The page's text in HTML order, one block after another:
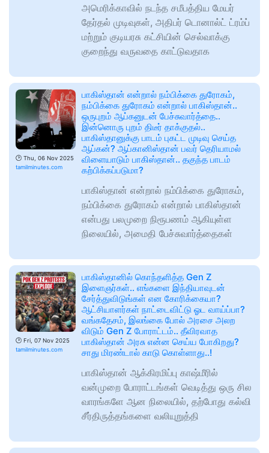
அமெரிக்காவில் நடந்த சமீபத்திய மேயர்
தேர்தல் முடிவுகள், அதிபர் டொனால்ட் ட்ரம்ப்
மற்றும் குடியரசு கட்சியின் செல்வாக்கு
குறைந்து வருவதை காட்டுவதாக
🕑 Thu, 06 Nov 2025
tamilminutes.com
பாகிஸ்தான் என்றால் நம்பிக்கை துரோகம்,
நம்பிக்கை துரோகம் என்றால் பாகிஸ்தான்..
ஒருபுறம் ஆப்கனுடன் பேச்சுவார்த்தை..
இன்னொரு புறம் திடீர் தாக்குதல்..
பாகிஸ்தானுக்கு பாடம் புகட்ட முடிவு செய்த
ஆப்கன்? ஆப்கானிஸ்தான் பவர் தெரியாமல்
விளையாடும் பாகிஸ்தான்.. தகுந்த பாடம்
கற்பிக்கப்படுமா?
பாகிஸ்தான் என்றால் நம்பிக்கை துரோகம்,
நம்பிக்கை துரோகம் என்றால் பாகிஸ்தான்
என்பது பலமுறை நிரூபணம் ஆகியுள்ள
நிலையில், அமைதி பேச்சுவார்த்தைகள்
🕑 Fri, 07 Nov 2025
tamilminutes.com
பாகிஸ்தானில் கொந்தளித்த Gen Z
இளைஞர்கள்.. எங்களை இந்தியாவுடன்
சேர்த்துவிடுங்கள் என கோரிக்கையா?
ஆட்சியாளர்கள் நாட்டைவிட்டு ஓட வாய்ப்பா?
வங்கதேசம், இலங்கை போல் அரசை அலற
விடும் Gen Z போராட்டம்.. தீவிரவாத
பாகிஸ்தான் அரசு என்ன செய்ய போகிறது?
சாது மிரண்டால் காடு கொள்ளாது..!
பாகிஸ்தான் ஆக்கிரமிப்பு காஷ்மீரில்
வன்முறை போராட்டங்கள் வெடித்து ஒரு சில
வாரங்களே ஆன நிலையில், தற்போது கல்வி
சீர்திருத்தங்களை வலியுறுத்தி